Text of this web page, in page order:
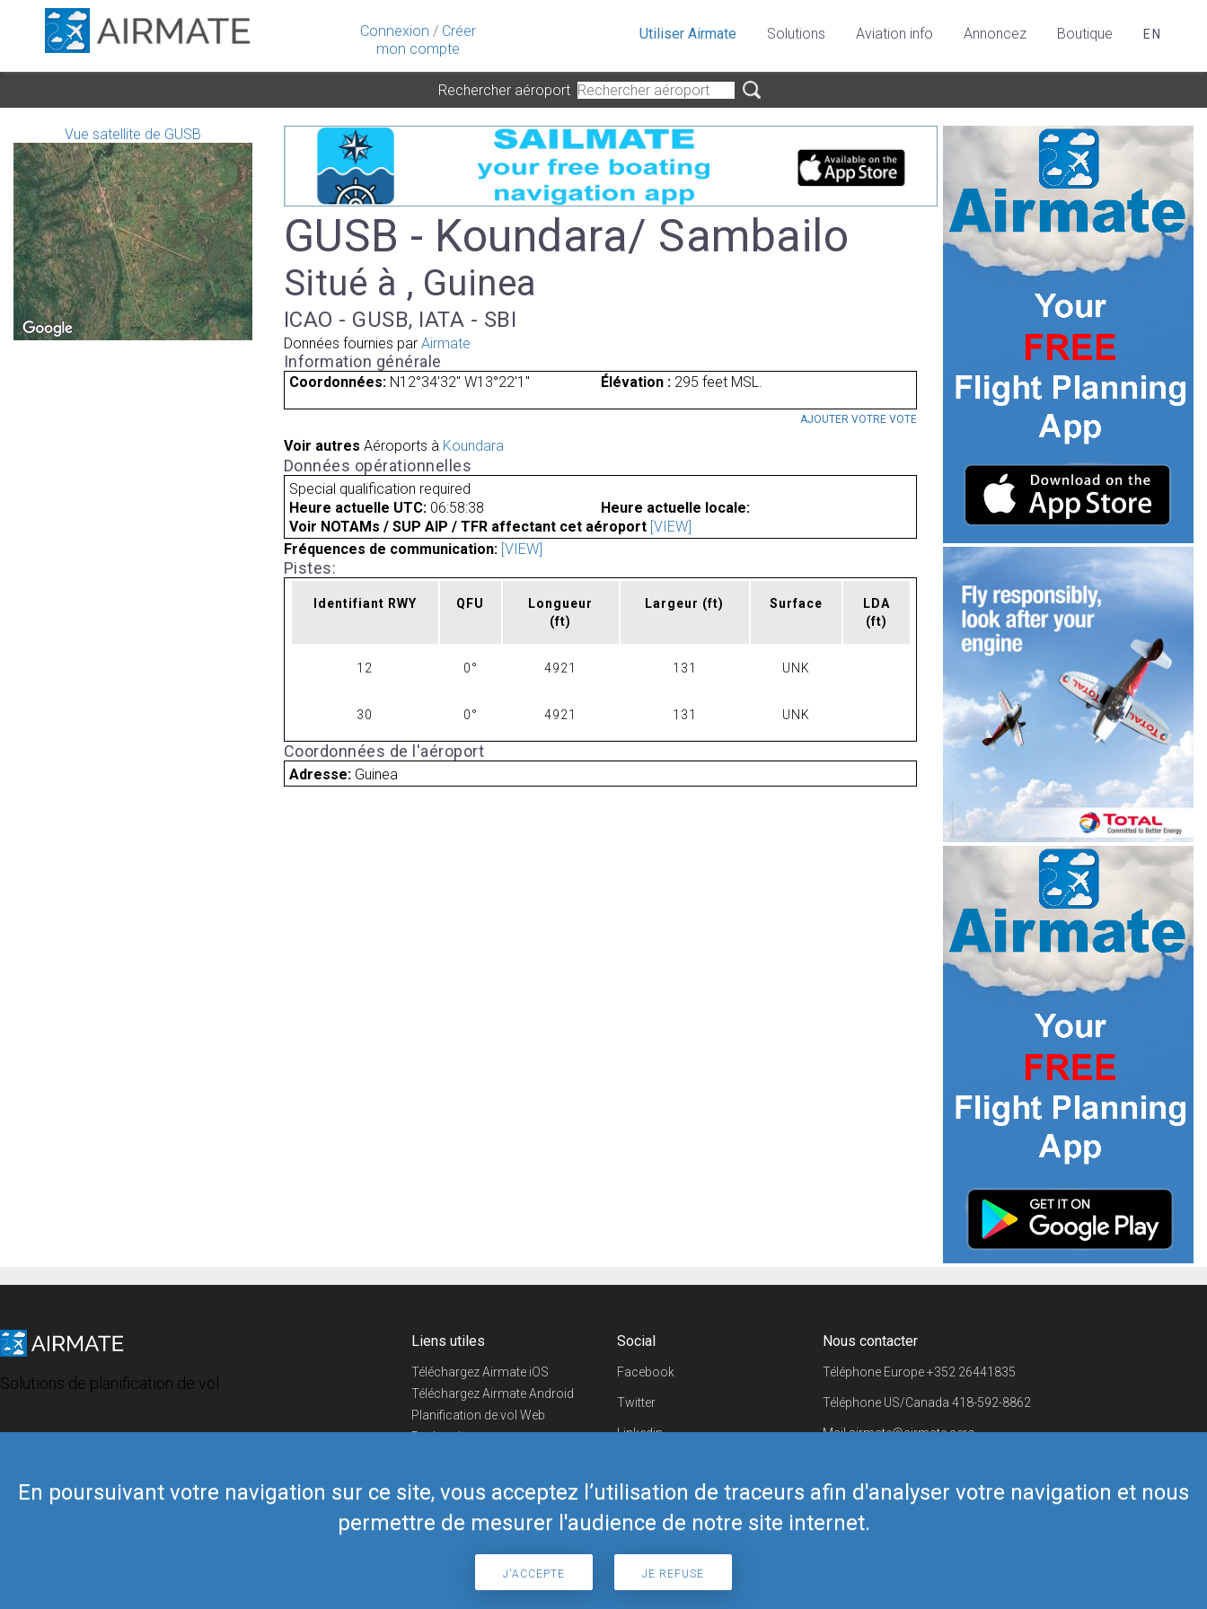
Connexion / Créer
mon compte
En poursuivant votre navigation sur ce site, vous acceptez l’utilisation de traceurs afin d'analyser votre navigation et nous
permettre de mesurer l'audience de notre site internet.
J'ACCEPTE JE REFUSE
Utiliser Airmate Solutions Aviation info Annoncez Boutique EN
Rechercher aéroport
Vue satellite de GUSB
GUSB - Koundara/ Sambailo
Situé à , Guinea
ICAO - GUSB, IATA - SBI
Données fournies par Airmate
Information générale
Coordonnées: N12°34'32" W13°22'1" Élévation :295 feet MSL.
AJOUTER VOTRE VOTE
Voir autres Aéroports à Koundara
Données opérationnelles
Special qualification required
Heure actuelle UTC: 06:58:38
Heure actuelle locale:
Voir NOTAMs / SUP AIP / TFR affectant cet aéroport [VIEW]
Fréquences de communication: [VIEW]
Pistes:
Identifiant RWY QFU
Longueur
(ft)
Largeur (ft) Surface
LDA
(ft)
12 0° 4921 131 UNK
30 0° 4921 131 UNK
Coordonnées de l'aéroport
Adresse: Guinea
Solutions de planification de vol
Liens utiles
Téléchargez Airmate iOS
Téléchargez Airmate Android
Planification de vol Web
Recherche
Boutique Airmate
Social
Facebook
Twitter
Linkedin
Telegram
Nous contacter
Téléphone Europe+352 26441835
Téléphone US/Canada 418-592-8862
Mailairmate@airmate.aero